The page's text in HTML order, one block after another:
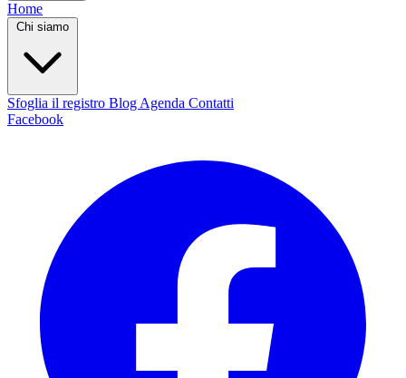
Home
Chi siamo
Sfoglia il registro Blog Agenda Contatti
Facebook